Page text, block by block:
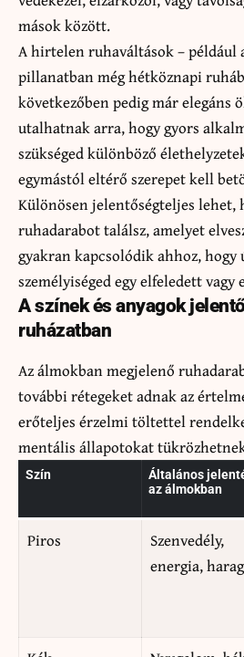
mások között.
A hirtelen ruhaváltások – például
pillanatban még hétköznapi
következőben pedig már elegáns
utalhatnak arra, hogy gyors
szükséged különböző
egymástól eltérő szerepet kell
Különösen jelentőségteljes lehet,
ruhadarabot találsz, amelyet
gyakran kapcsolódik ahhoz, hogy
személyiséged egy elfeledett
A színek és anyagok
ruházatban
Az álmokban megjelenő
további rétegeket adnak az
erőteljes érzelmi töltettel
mentális állapotokat
Szín
Általános
az álmokban
Piros
Szenvedély,
energia, harag